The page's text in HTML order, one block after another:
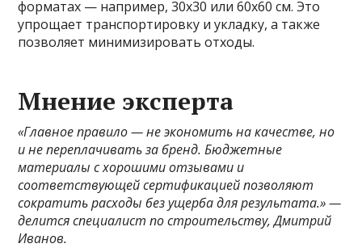
форматах — например, 30х30 или 60х60 см. Это
упрощает транспортировку и укладку, а также
позволяет минимизировать отходы.
Мнение эксперта
«Главное правило — не экономить на качестве, но
и не переплачивать за бренд. Бюджетные
материалы с хорошими отзывами и
соответствующей сертификацией позволяют
сократить расходы без ущерба для результата.» —
делится специалист по строительству, Дмитрий
Иванов.